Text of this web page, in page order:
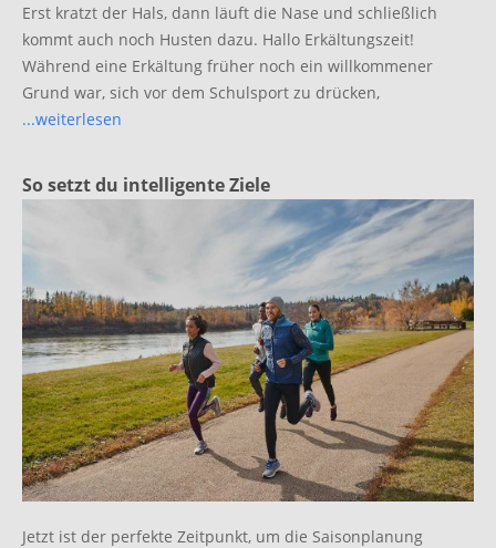
Erst kratzt der Hals, dann läuft die Nase und schließlich
kommt auch noch Husten dazu. Hallo Erkältungszeit!
Während eine Erkältung früher noch ein willkommener
Grund war, sich vor dem Schulsport zu drücken,
...weiterlesen
So setzt du intelligente Ziele
Jetzt ist der perfekte Zeitpunkt, um die Saisonplanung